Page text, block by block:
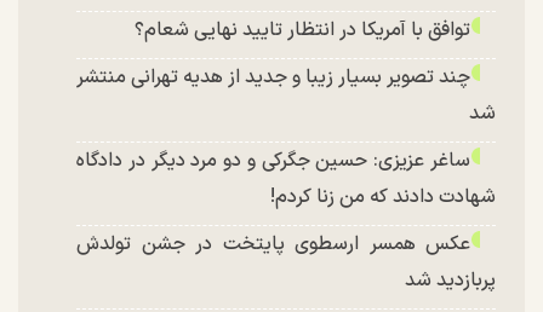
توافق با آمریکا در انتظار تایید نهایی شعام؟
چند تصویر بسیار زیبا و جدید از هدیه تهرانی منتشر
شد
ساغر عزیزی: حسین جگرکی و دو مرد دیگر در دادگاه
شهادت دادند که من زنا کردم!
عکس همسر ارسطوی پایتخت در جشن تولدش
پربازدید شد